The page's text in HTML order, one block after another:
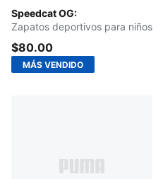
Speedcat OG:
Mountain Blue-Frosted Ivory
Zapatos deportivos para niños
$80.00
MÁS VENDIDO